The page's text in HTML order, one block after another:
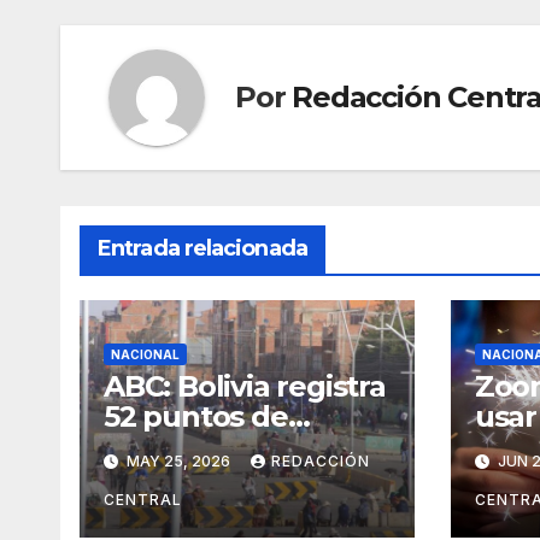
Por Redacción
Entrada relacionada
NACIONAL
ABC: Bolivia registra
52 puntos de
bloqueo en cinco
departamentos
MAY 25, 2026 REDACCIÓN
CENTRAL
laJUN